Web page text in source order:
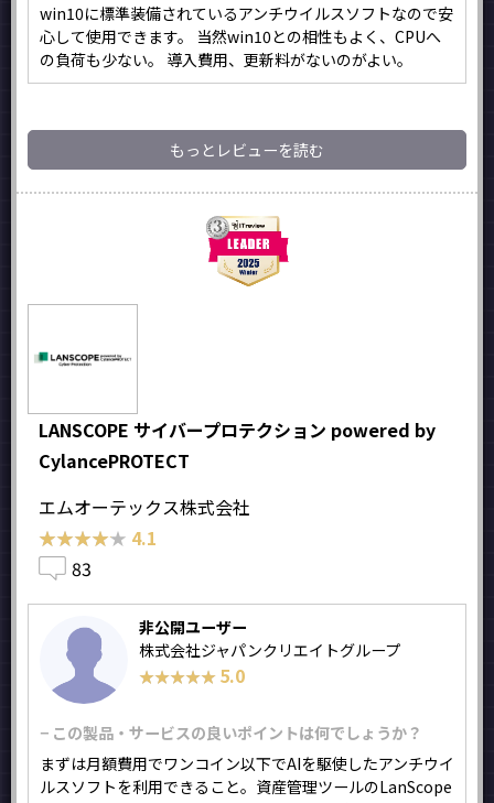
win10に標準装備されているアンチウイルスソフトなので安
心して使用できます。 当然win10との相性もよく、CPUへ
の負荷も少ない。 導入費用、更新料がないのがよい。
もっとレビューを読む
LANSCOPE サイバープロテクション powered by
CylancePROTECT
エムオーテックス株式会社
★★★★★
★★★★★ 4.1
83
非公開ユーザー
株式会社ジャパンクリエイトグループ
★★★★★
★★★★★ 5.0
− この製品・サービスの良いポイントは何でしょうか？
まずは月額費用でワンコイン以下でAIを駆使したアンチウイ
ルスソフトを利用できること。資産管理ツールのLanScope